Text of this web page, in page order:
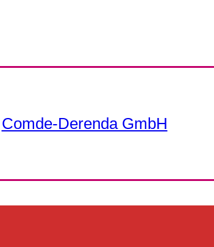
Comde-Derenda GmbH